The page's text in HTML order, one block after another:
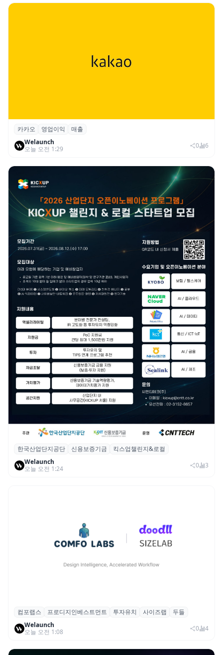
카카오, 2026년 2분기 매출 2조985억·영업
이익 2770억…역대 분기 최대
카카오 영업이익
매출
Welaunch
오늘 오전 1:29
0 6
산단공·신보, 2026 ‘킥스업 챌린지&로컬’ 참
여 스타트업 모집
한국산업단지공단 신용보증기금
킥스업챌린지&로컬
Welaunch
오늘 오전 1:24
0 3
컴포랩스, 프로디지인베스트먼트로부터 시
드 투자 유치
컴포랩스 프로디지인베스트먼트 투자유치 사이즈랩
두들
Welaunch
오늘 오전 1:08
0 4